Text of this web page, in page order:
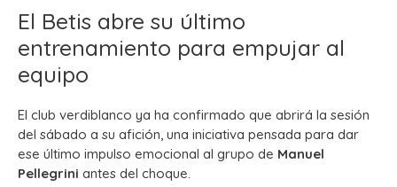
El Betis abre su último
entrenamiento para empujar al
equipo
El club verdiblanco ya ha confirmado que abrirá la sesión
del sábado a su afición, una iniciativa pensada para dar
ese último impulso emocional al grupo de Manuel
Pellegrini antes del choque.